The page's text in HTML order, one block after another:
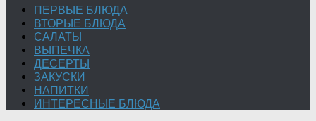
ПЕРВЫЕ БЛЮДА
ВТОРЫЕ БЛЮДА
САЛАТЫ
ВЫПЕЧКА
ДЕСЕРТЫ
ЗАКУСКИ
НАПИТКИ
ИНТЕРЕСНЫЕ БЛЮДА